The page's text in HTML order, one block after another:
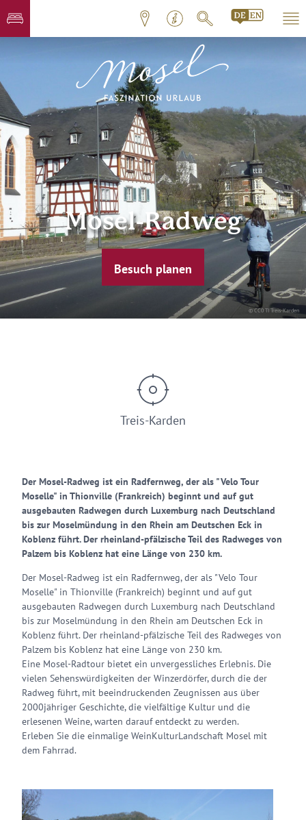
© CC0 TI Treis-Karden
Mosel-Radweg
Besuch planen
Treis-Karden
Der Mosel-Radweg ist ein Radfernweg, der als "Velo Tour
Moselle" in Thionville (Frankreich) beginnt und auf gut
ausgebauten Radwegen durch Luxemburg nach Deutschland
bis zur Moselmündung in den Rhein am Deutschen Eck in
Koblenz führt. Der rheinland-pfälzische Teil des Radweges von
Palzem bis Koblenz hat eine Länge von 230 km.
Der Mosel-Radweg ist ein Radfernweg, der als "Velo Tour
Moselle" in Thionville (Frankreich) beginnt und auf gut
ausgebauten Radwegen durch Luxemburg nach Deutschland
bis zur Moselmündung in den Rhein am Deutschen Eck in
Koblenz führt. Der rheinland-pfälzische Teil des Radweges von
Palzem bis Koblenz hat eine Länge von 230 km.
Eine Mosel-Radtour bietet ein unvergessliches Erlebnis. Die
vielen Sehenswürdigkeiten der Winzerdörfer, durch die der
Radweg führt, mit beeindruckenden Zeugnissen aus über
2000jähriger Geschichte, die vielfältige Kultur und die
erlesenen Weine, warten darauf entdeckt zu werden.
Erleben Sie die einmalige WeinKulturLandschaft Mosel mit
dem Fahrrad.